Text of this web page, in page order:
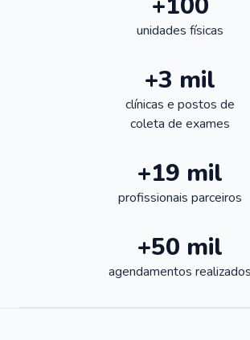
unidades físicas
+3 mil
clínicas e postos de
coleta de exames
+19 mil
profissionais parceiros
+50 mil
agendamentos realizados